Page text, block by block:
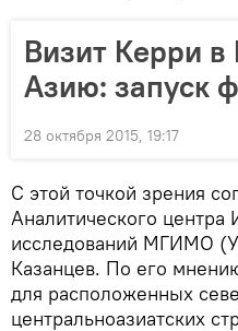
Визит Керри
Азию: запуск
28 октября 2015, 19:17
С этой точкой зрения
Аналитического
исследований МГИМО
Казанцев. По его
для расположенных
центральноазиатских